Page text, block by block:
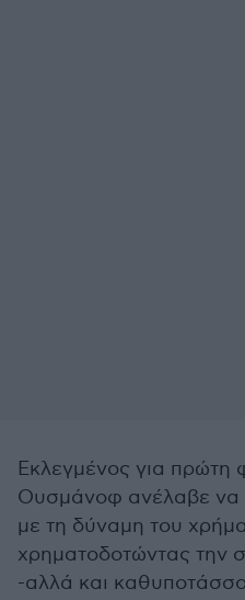
Εκλεγμένος για πρώτη
Ουσμάνοφ ανέλαβε να
με τη δύναμη του
χρηματοδοτώντας την
-αλλά και